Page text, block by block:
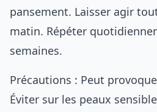
pansement. Laisser agir
matin. Répéter
semaines.
Précautions : Peut
Éviter sur les peaux